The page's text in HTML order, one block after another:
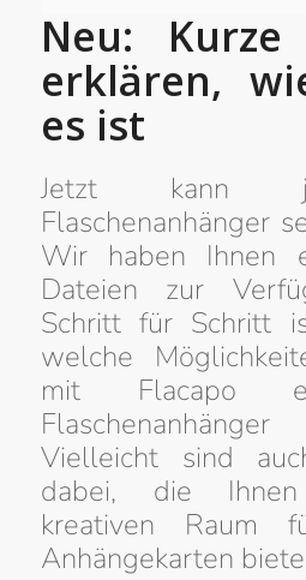
Neu:
erklären,
es ist
Jetzt kann
Flaschenanhänger
Wir haben Ihnen
Dateien zur
Schritt für Schritt
welche
mit Flacapo
Vielleicht sind
dabei, die
kreativen Raum
Anhängekarten